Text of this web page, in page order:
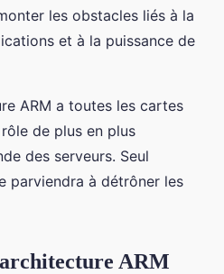
les obstacles liés à la
et à la puissance de
ARM a toutes les cartes
de plus en plus
des serveurs. Seul
parviendra à détrôner les
ARM